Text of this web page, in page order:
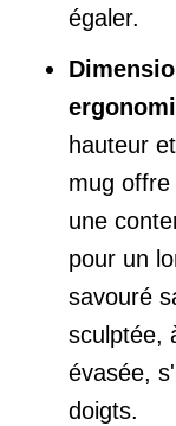
égaler.
hauteur
mug
une
pour un
savouré
sculptée,
évasée,
doigts.